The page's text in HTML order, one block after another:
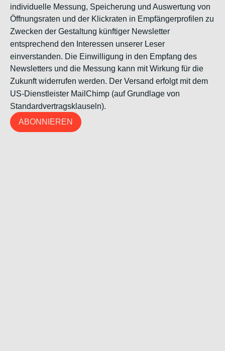
individuelle Messung, Speicherung und Auswertung von
Öffnungsraten und der Klickraten in Empfängerprofilen zu
Zwecken der Gestaltung künftiger Newsletter
entsprechend den Interessen unserer Leser
einverstanden. Die Einwilligung in den Empfang des
Newsletters und die Messung kann mit Wirkung für die
Zukunft widerrufen werden. Der Versand erfolgt mit dem
US-Dienstleister MailChimp (auf Grundlage von
Standardvertragsklauseln).
ABONNIEREN